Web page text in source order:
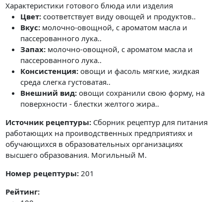
Характеристики готового блюда или изделия
Цвет: соответствует виду овощей и продуктов..
Вкус: молочно-овощной, с ароматом масла и
пассерованного лука..
Запах: молочно-овощной, с ароматом масла и
пассерованного лука..
Консистенция: овощи и фасоль мягкие, жидкая
среда слегка густоватая..
Внешний вид: овощи сохранили свою форму, на
поверхности - блестки желтого жира..
Источник рецептуры: Сборник рецептур для питания
работающих на проиводственных предприятиях и
обучающихся в образовательных организациях
высшего образования. Могильный М.
Номер рецептуры: 201
Рейтинг: